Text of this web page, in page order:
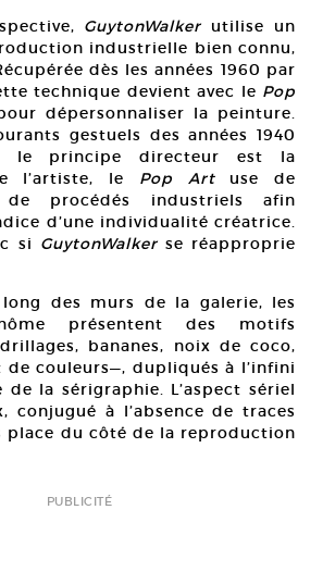
GuytonWalker utilise un
industrielle bien connu,
dès les années 1960 par
technique devient avec le Pop
dépersonnaliser la peinture.
gestuels des années 1940
le principe directeur est la
l’artiste, le Pop Artuse de
procédés industriels afin
d’une individualité créatrice.
si GuytonWalkerse réapproprie
long des murs de la galerie, les
présentent des motifs
bananes, noix de coco,
couleurs—, dupliqués à l’infini
la sérigraphie. L’aspect sériel
conjugué à l’absence de traces
place du côté de la reproduction
PUBLICITÉ